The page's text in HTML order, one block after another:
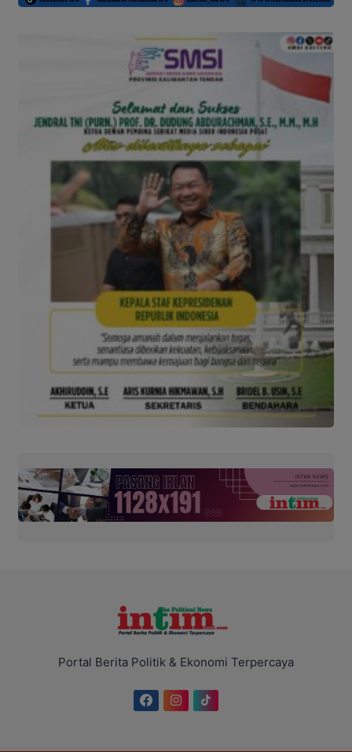
Portal Berita Politik & Ekonomi Terpercaya